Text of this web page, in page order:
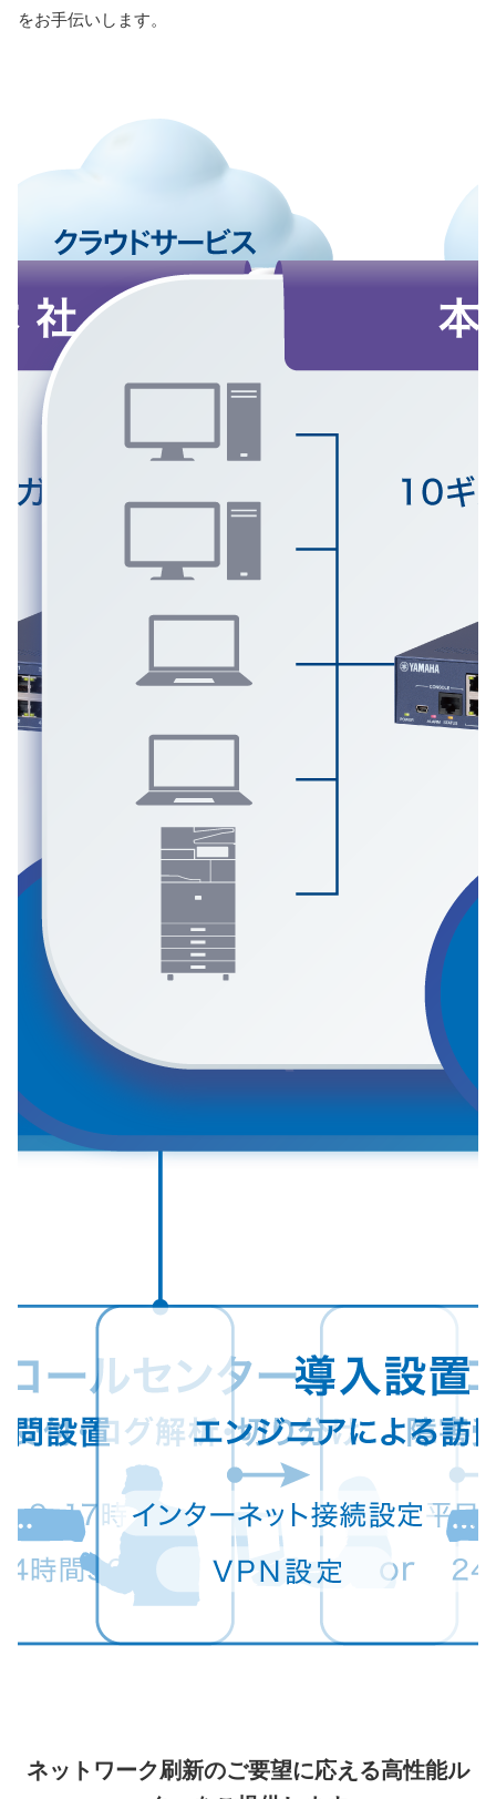
をお手伝いします。
ネットワーク刷新のご要望に応える⾼性能ル